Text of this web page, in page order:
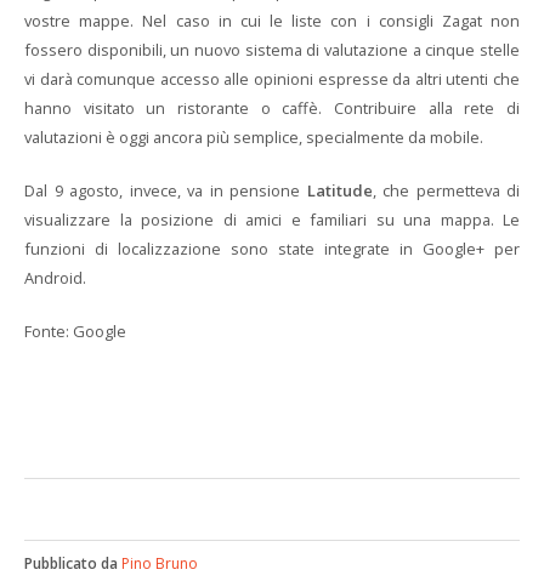
vostre mappe. Nel caso in cui le liste con i consigli Zagat non
fossero disponibili, un nuovo sistema di valutazione a cinque stelle
vi darà comunque accesso alle opinioni espresse da altri utenti che
hanno visitato un ristorante o caffè. Contribuire alla rete di
valutazioni è oggi ancora più semplice, specialmente da mobile.
Dal 9 agosto, invece, va in pensione Latitude, che permetteva di
visualizzare la posizione di amici e familiari su una mappa. Le
funzioni di localizzazione sono state integrate in Google+ per
Android.
Fonte: Google
Pubblicato da Pino Bruno